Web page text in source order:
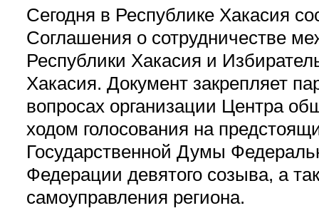
Сегодня в Республике Хакасия
Соглашения о сотрудничестве
Республики Хакасия и
Хакасия. Документ закрепляет
вопросах организации Центра
ходом голосования на
Государственной Думы
Федерации девятого созыва, а
самоуправления региона.